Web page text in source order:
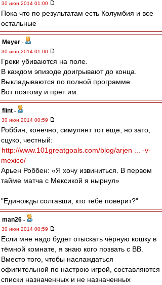
30 июн 2014 01:00
Пока что по результатам есть Колумбия и все
остальные
Meyer -
30 июн 2014 01:00
Греки убиваются на поле.
В каждом эпизоде доигрывают до конца.
Выкладываются по полной программе.
Вот поэтому и прет им.
flint -
30 июн 2014 00:59
Роббин, конечно, симулянт тот еще, но зато,
сцуко, честный:
http://www.101greatgoals.com/blog/arjen ... -v-
mexico/
Арьен Роббен: «Я хочу извиниться. В первом
тайме матча с Мексикой я нырнул»
"Единожды солгавши, кто тебе поверит?"
man26 -
30 июн 2014 00:59
Если мне надо будет отыскать чёрную кошку в
тёмной комнате, я знаю кого позвать с ВВ.
Вместо того, чтобы наслаждаться
офигительной по настрою игрой, составляются
списки назначенных и не назначенных